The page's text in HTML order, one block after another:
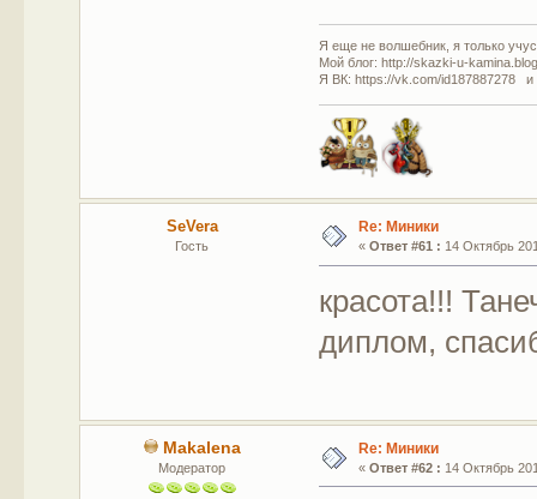
Я еще не волшебник, я только
Мой блог: http://skazki-u-
Я ВК: https://vk.com/id187887278 и
SeVera
Гость
Re: Миники
« Ответ #61 : 14 Октябрь
красота!!!
диплом,
Makalena
Модератор
Re: Миники
« Ответ #62 : 14 Октябрь